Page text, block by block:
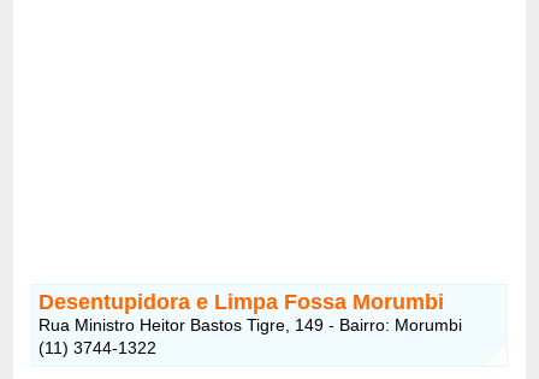
Desentupidora e Limpa Fossa Morumbi
Rua Ministro Heitor Bastos Tigre, 149 - Bairro: Morumbi
(11) 3744-1322